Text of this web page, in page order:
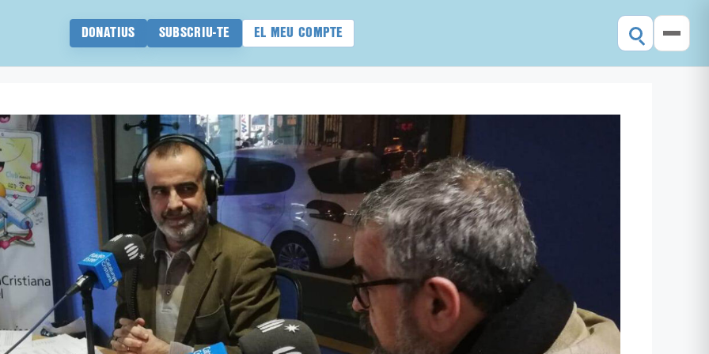
DONATIUS SUBSCRIU-TE EL MEU COMPTE